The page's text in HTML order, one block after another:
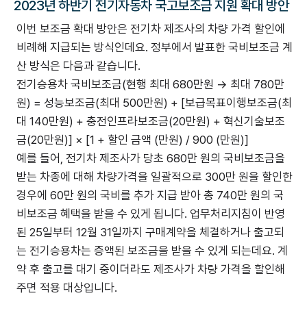
2023년 하반기 전기자동차 국고보조금 지원 확대 방안
이번 보조금 확대 방안은 전기차 제조사의 차량 가격 할인에
비례해 지급되는 방식인데요. 정부에서 발표한 국비보조금 계
산 방식은 다음과 같습니다.
전기승용차 국비보조금(현행 최대 680만원 → 최대 780만
원) = 성능보조금(최대 500만원) + [보급목표이행보조금(최
대 140만원) + 충전인프라보조금(20만원) + 혁신기술보조
금(20만원)] × [1 + 할인 금액 (만원) / 900 (만원)]
예를 들어, 전기차 제조사가 당초 680만 원의 국비보조금을
받는 차종에 대해 차량가격을 일괄적으로 300만 원을 할인한
경우에 60만 원의 국비를 추가 지급 받아 총 740만 원의 국
비보조금 혜택을 받을 수 있게 됩니다. 업무처리지침이 반영
된 25일부터 12월 31일까지 구매계약을 체결하거나 출고되
는 전기승용차는 증액된 보조금을 받을 수 있게 되는데요. 계
약 후 출고를 대기 중이더라도 제조사가 차량 가격을 할인해
주면 적용 대상입니다.